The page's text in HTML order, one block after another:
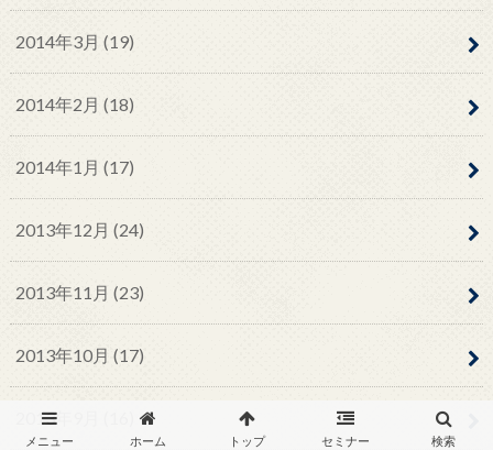
メニュー ホーム トップ セミナー 検索
2014年3月 (19)
2014年2月 (18)
2014年1月 (17)
2013年12月 (24)
2013年11月 (23)
2013年10月 (17)
2013年9月 (16)